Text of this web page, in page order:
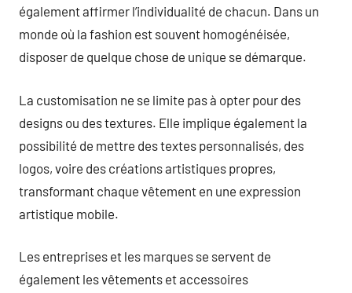
également affirmer l’individualité de chacun. Dans un
monde où la fashion est souvent homogénéisée,
disposer de quelque chose de unique se démarque.
La customisation ne se limite pas à opter pour des
designs ou des textures. Elle implique également la
possibilité de mettre des textes personnalisés, des
logos, voire des créations artistiques propres,
transformant chaque vêtement en une expression
artistique mobile.
Les entreprises et les marques se servent de
également les vêtements et accessoires